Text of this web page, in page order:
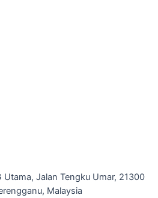
Utama, Jalan Tengku Umar, 21300
Malaysia